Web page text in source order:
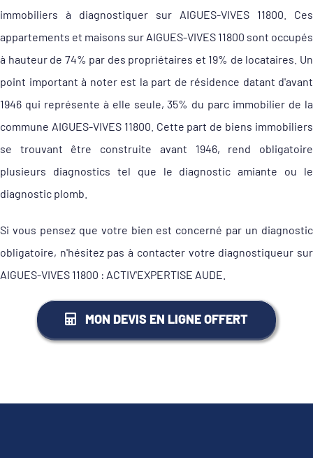
immobiliers à diagnostiquer sur AIGUES-VIVES 11800. Ces
appartements et maisons sur AIGUES-VIVES 11800 sont occupés
à hauteur de 74% par des propriétaires et 19% de locataires. Un
point important à noter est la part de résidence datant d'avant
1946 qui représente à elle seule, 35% du parc immobilier de la
commune AIGUES-VIVES 11800. Cette part de biens immobiliers
se trouvant être construite avant 1946, rend obligatoire
plusieurs diagnostics tel que le diagnostic amiante ou le
diagnostic plomb.
Si vous pensez que votre bien est concerné par un diagnostic
obligatoire, n'hésitez pas à contacter votre diagnostiqueur sur
AIGUES-VIVES 11800 : ACTIV'EXPERTISE AUDE.
MON DEVIS EN LIGNE OFFERT